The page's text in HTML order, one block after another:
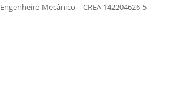
Engenheiro Mecânico – CREA 142204626-5